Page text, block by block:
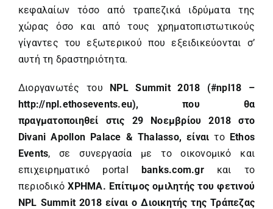
κεφαλαίων τόσο από τραπεζικά ιδρύματα της
χώρας όσο και από τους χρηματοπιστωτικούς
γίγαντες του εξωτερικού που εξειδικεύονται σ’
αυτή τη δραστηριότητα.
Διοργανωτές του NPL Summit2018 (#npl18 –
http://npl.ethosevents.eu), που θα
πραγματοποιηθεί στις 29 Νοεμβρίου 2018 στο
Divani Apollon Palace & Thalasso, είναι το Ethos
Events, σε συνεργασία με το οικονομικό και
επιχειρηματικό portal banks.com.grκαι το
περιοδικόΧΡΗΜΑ. Επίτιμος ομιλητής του φετινού
NPL Summit 2018 είναι ο Διοικητής της Τράπεζας